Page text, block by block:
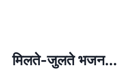
p
मिलते-जुलते भजन...